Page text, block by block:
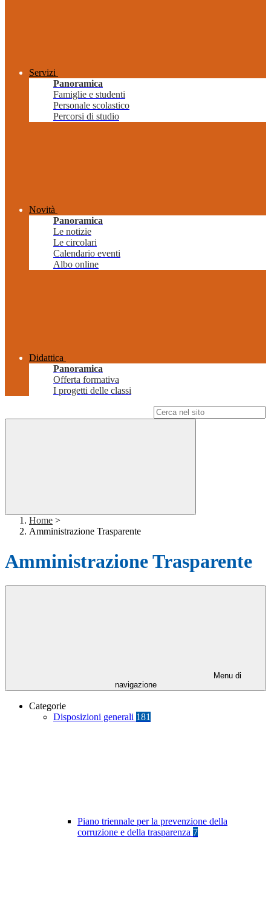
Servizi
Panoramica
Famiglie e studenti
Personale scolastico
Percorsi di studio
Novità
Panoramica
Le notizie
Le circolari
Calendario eventi
Albo online
Didattica
Panoramica
Offerta formativa
I progetti delle classi
Home >
Amministrazione Trasparente
Amministrazione Trasparente
Menu di
navigazione
Categorie
Disposizioni generali 181
Piano triennale per la prevenzione della
corruzione e della trasparenza 7